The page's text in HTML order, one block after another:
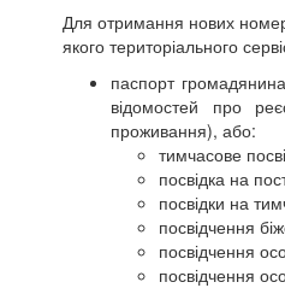
Для отримання нових
якого територіального
паспорт
відомостей про
проживання), або:
тимчасове
посвідка на
посвідки на
посвідчення
посвідчення
посвідчення